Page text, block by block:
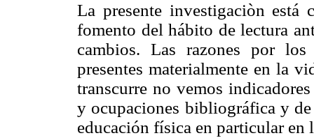
La presente investigaciòn está
fomento del hábito de lectura
cambios. Las razones por
presentes materialmente en la
transcurre no vemos
y ocupaciones bibliográfica y
educación física en particular en